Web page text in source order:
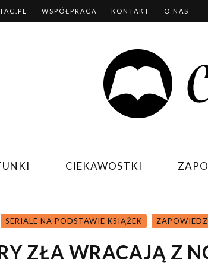
WSPÓŁPRACA KONTAKT O NAS
CIEKAWOSTKI
SERIALE NA PODSTAWIE KSIĄŻEK
ZŁA WRACAJĄ Z